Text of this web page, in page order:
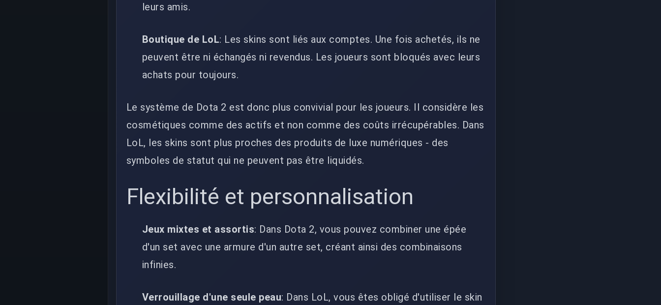
leurs amis.
Boutique de LoL: Les skins sont liés aux comptes. Une fois achetés, ils ne
peuvent être ni échangés ni revendus. Les joueurs sont bloqués avec leurs
achats pour toujours.
Le système de Dota 2 est donc plus convivial pour les joueurs. Il considère les
cosmétiques comme des actifs et non comme des coûts irrécupérables. Dans
LoL, les skins sont plus proches des produits de luxe numériques - des
symboles de statut qui ne peuvent pas être liquidés.
Flexibilité et personnalisation
Jeux mixtes et assortis: Dans Dota 2, vous pouvez combiner une épée
d'un set avec une armure d'un autre set, créant ainsi des combinaisons
infinies.
Verrouillage d'une seule peau: Dans LoL, vous êtes obligé d'utiliser le skin